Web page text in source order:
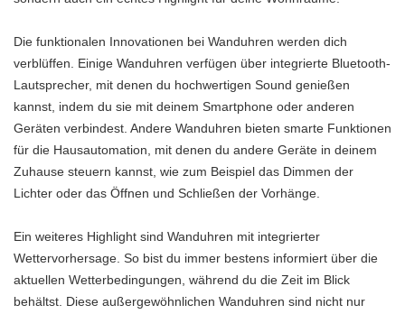
Die funktionalen Innovationen bei Wanduhren werden dich
verblüffen. Einige Wanduhren verfügen über integrierte Bluetooth-
Lautsprecher, mit denen du hochwertigen Sound genießen
kannst, indem du sie mit deinem Smartphone oder anderen
Geräten verbindest. Andere Wanduhren bieten smarte Funktionen
für die Hausautomation, mit denen du andere Geräte in deinem
Zuhause steuern kannst, wie zum Beispiel das Dimmen der
Lichter oder das Öffnen und Schließen der Vorhänge.
Ein weiteres Highlight sind Wanduhren mit integrierter
Wettervorhersage. So bist du immer bestens informiert über die
aktuellen Wetterbedingungen, während du die Zeit im Blick
behältst. Diese außergewöhnlichen Wanduhren sind nicht nur